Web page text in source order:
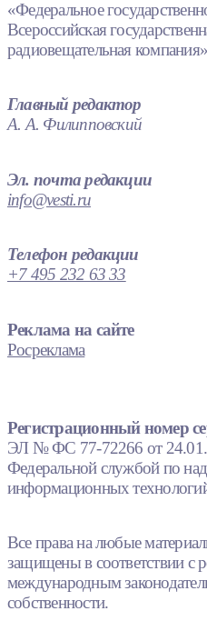
«Федеральное
Всероссийская
радиовещательная
Главный редактор
А. А. Филипповский
Эл. почта редакции
info@vesti.ru
Телефон редакции
+7 495 232 63 33
Реклама на сайте
Росреклама
Регистрационный номер
ЭЛ № ФС 77-72266 от
Федеральной службой по
информационных
Все права на любые
защищены в соответствии с
международным
собственности.